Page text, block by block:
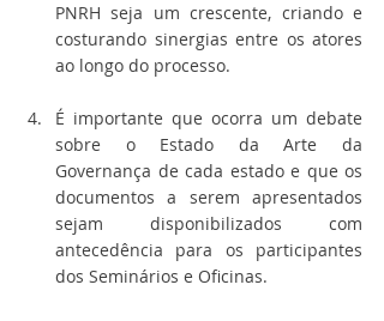
PNRH seja um crescente, criando e
costurando sinergias entre os atores
ao longo do processo.
É importante que ocorra um debate
sobre o Estado da Arte da
Governança de cada estado e que os
documentos a serem apresentados
sejam disponibilizados com
antecedência para os participantes
dos Seminários e Oficinas.